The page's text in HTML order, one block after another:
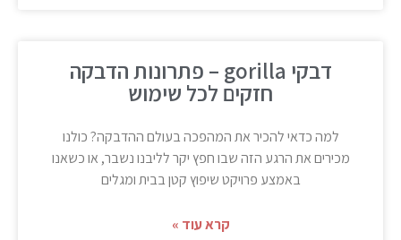
דבקי gorilla – פתרונות הדבקה
חזקים לכל שימוש
למה כדאי להכיר את המהפכה בעולם ההדבקה? כולנו
מכירים את הרגע הזה שבו חפץ יקר לליבנו נשבר, או כשאנו
באמצע פרויקט שיפוץ קטן בבית ומגלים
קרא עוד »